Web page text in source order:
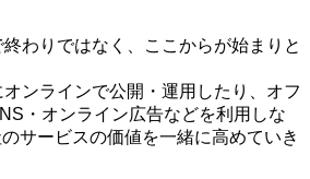
わりではなく、ここからが始まりと
ンラインで公開・運用したり、オフ
・オンライン広告などを利用しな
サービスの価値を一緒に高めていき